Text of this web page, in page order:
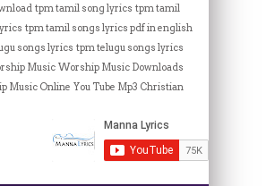
tpm tamil song lyrics tpm tamil
tpm tamil songs lyrics pdf in english
songs lyrics tpm telugu songs lyrics
Music Worship Music Downloads
Music Online You Tube Mp3 Christian